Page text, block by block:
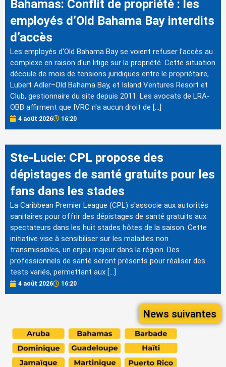
Bahamas: Conflit de propriété : les
employés d’Old Bahama Bay interdits
d’accès
Les employés d'Old Bahama Bay se voient refuser l'accès au
complexe en raison d'un litige sur la propriété. Cette situation
découle de mois de tensions juridiques entre le propriétaire,
Lubert Adler–Old Bahama Bay, et Island Ventures Resort et
Club, gestionnaire du site depuis 2011. Les avocats de LRA-
OBB affirment que IVRC n'a aucun droit de […]
4 août 2026 16:20
Ste-Lucie: CPL propose des
dépistages de santé gratuits pour les
fans dans les stades
La Caribbean Premier League (CPL) s'associe aux autorités
sanitaires pour offrir des dépistages de santé gratuits aux
spectateurs dans les huit stades hôtes de la saison. Cette
initiative vise à sensibiliser sur les maladies non
transmissibles, un enjeu majeur dans la région. Des
professionnels de santé seront présents pour réaliser des
tests variés, permettant aux […]
4 août 2026 16:20
News suivantes